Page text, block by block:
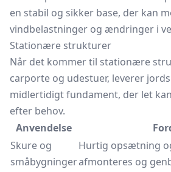
en stabil og sikker base, der kan
vindbelastninger og ændringer i
Stationære strukturer
Når det kommer til stationære
carporte og udestuer, leverer
midlertidigt fundament, der let
efter behov.
Anvendelse
Skure og
småbygninger
Hurtig opsætning
afmonteres og